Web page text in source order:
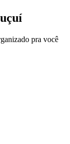
pra você